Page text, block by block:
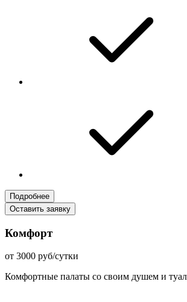
Подробнее
Оставить заявку
Комфорт
от 3000 руб/сутки
Комфортные палаты со своим душем и